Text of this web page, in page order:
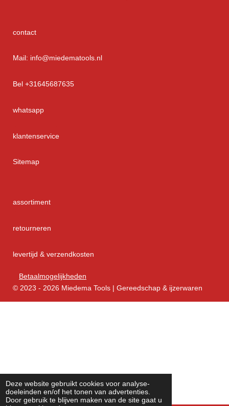
Deze website gebruikt cookies voor analyse-
doeleinden en/of het tonen van advertenties.
Door gebruik te blijven maken van de site gaat u
contact
Mail: info@miedematools.nl
Bel +31645687635
whatsapp
klantenservice
Sitemap
assortiment
retourneren
levertijd & verzendkosten
Betaalmogelijkheden
© 2023 - 2026 Miedema Tools | Gereedschap & ijzerwaren